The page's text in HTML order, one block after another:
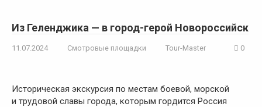
Из Геленджика — в город-герой Новороссийск
11.07.2024 Смотровые площадки Tour-Master 0
Историческая экскурсия по местам боевой, морской
и трудовой славы города, которым гордится Россия